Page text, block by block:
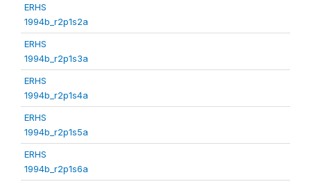
ERHS
1994b_r2p1s2a
ERHS
1994b_r2p1s3a
ERHS
1994b_r2p1s4a
ERHS
1994b_r2p1s5a
ERHS
1994b_r2p1s6a